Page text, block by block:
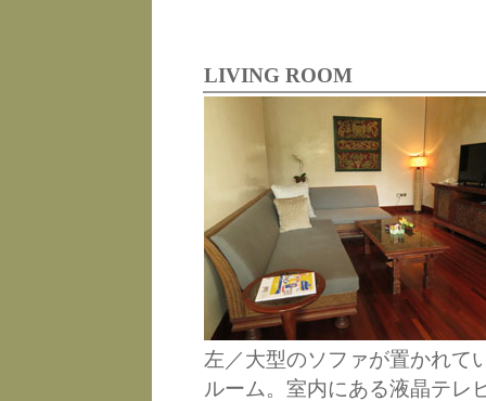
LIVING ROOM
左／大型のソファが置かれて
ルーム。室内にある液晶テレ